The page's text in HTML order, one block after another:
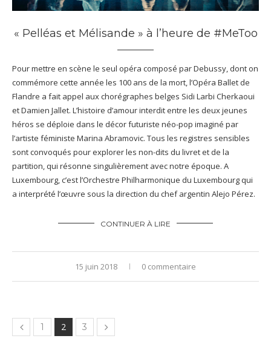
« Pelléas et Mélisande » à l’heure de #MeToo
Pour mettre en scène le seul opéra composé par Debussy, dont on
commémore cette année les 100 ans de la mort, l’Opéra Ballet de
Flandre a fait appel aux chorégraphes belges Sidi Larbi Cherkaoui
et Damien Jallet. L’histoire d’amour interdit entre les deux jeunes
héros se déploie dans le décor futuriste néo-pop imaginé par
l’artiste féministe Marina Abramovic. Tous les registres sensibles
sont convoqués pour explorer les non-dits du livret et de la
partition, qui résonne singulièrement avec notre époque. A
Luxembourg, c’est l’Orchestre Philharmonique du Luxembourg qui
a interprété l’œuvre sous la direction du chef argentin Alejo Pérez.
CONTINUER À LIRE
15 juin 2018 0 commentaire
1 2 3